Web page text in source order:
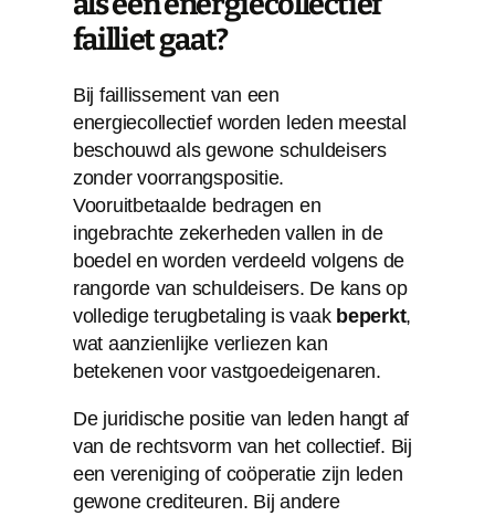
failliet gaat?
Bij faillissement van een
energiecollectief worden leden meestal
beschouwd als gewone schuldeisers
zonder voorrangspositie.
Vooruitbetaalde bedragen en
ingebrachte zekerheden vallen in de
boedel en worden verdeeld volgens de
rangorde van schuldeisers. De kans op
volledige terugbetaling is vaak beperkt,
wat aanzienlijke verliezen kan
betekenen voor vastgoedeigenaren.
De juridische positie van leden hangt af
van de rechtsvorm van het collectief. Bij
een vereniging of coöperatie zijn leden
gewone crediteuren. Bij andere